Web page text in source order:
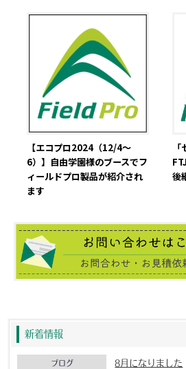
【エコプロ2024（12/4～
6）】自由学園様のブースでフ
ィールドプロ製品が紹介され
ます
後
新着情報
ブログ 8月になりました